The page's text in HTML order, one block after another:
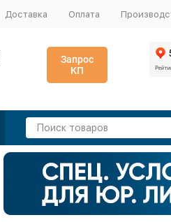
Доставка Оплата
Запрос
КП